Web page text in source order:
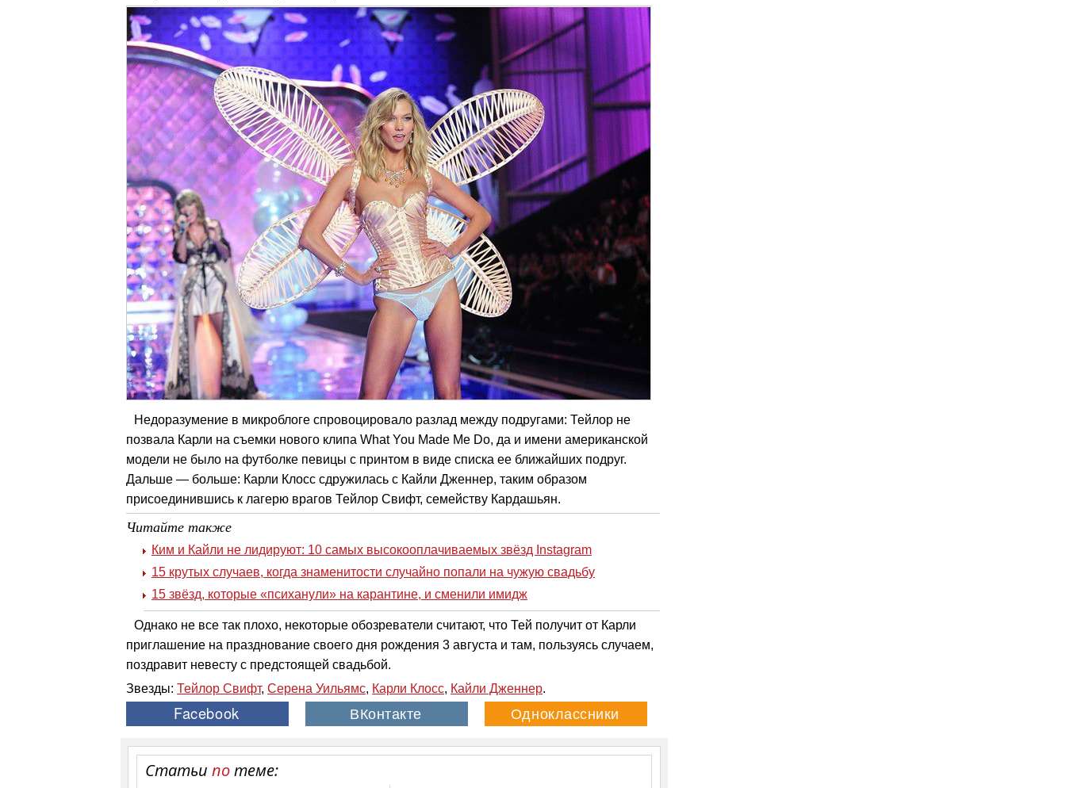
Недоразумение в микроблоге спровоцировало разлад между подругами: Тейлор не
позвала Карли на съемки нового клипа What You Made Me Do, да и имени американской
модели не было на футболке певицы с принтом в виде списка ее ближайших подруг.
Дальше — больше: Карли Клосс сдружилась с Кайли Дженнер, таким образом
присоединившись к лагерю врагов Тейлор Свифт, семейству Кардашьян.
Читайте также
Ким и Кайли не лидируют: 10 самых высокооплачиваемых звёзд Instagram
15 крутых случаев, когда знаменитости случайно попали на чужую свадьбу
15 звёзд, которые «психанули» на карантине, и сменили имидж
Однако не все так плохо, некоторые обозреватели считают, что Тей получит от Карли
приглашение на празднование своего дня рождения 3 августа и там, пользуясь случаем,
поздравит невесту с предстоящей свадьбой.
Звезды: Тейлор Свифт, Серена Уильямс, Карли Клосс, Кайли Дженнер.
Статьи потеме: